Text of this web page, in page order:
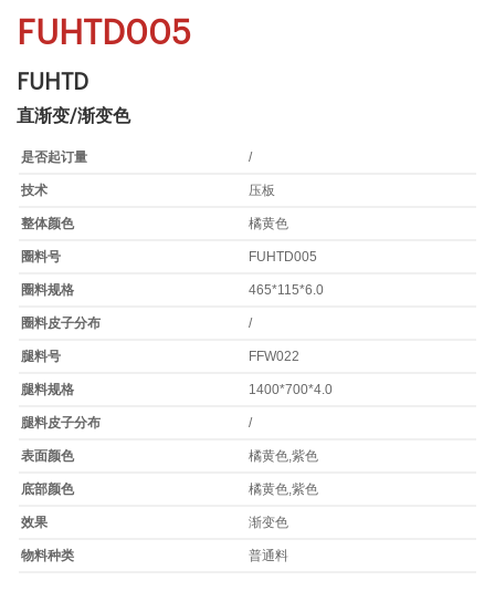
FUHTD005
FUHTD
直渐变/渐变色
是否起订量 /
技术 压板
整体颜色 橘黄色
圈料号 FUHTD005
圈料规格 465*115*6.0
圈料皮子分布 /
腿料号 FFW022
腿料规格 1400*700*4.0
腿料皮子分布 /
表面颜色 橘黄色,紫色
底部颜色 橘黄色,紫色
效果 渐变色
物料种类 普通料